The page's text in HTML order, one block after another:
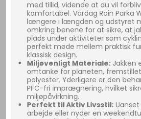
med tillid, vidende at du vil
komfortabel. Vardag Rain Parka
længere i længden og udstyret
omkring benene for at sikre, at
plads under aktiviteter som
perfekt møde mellem praktisk
klassisk design.
Miljøvenligt Materiale:Jakken
omtanke for planeten,
polyester. Yderligere er den
PFC-fri imprægnering, hvilket
miljøpåvirkning.
Perfekt til Aktiv Livsstil:Uanset
arbejde eller nyder en